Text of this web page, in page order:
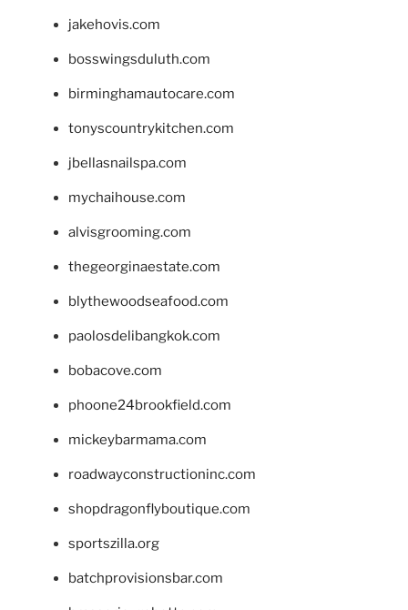
jakehovis.com
bosswingsduluth.com
birminghamautocare.com
tonyscountrykitchen.com
jbellasnailspa.com
mychaihouse.com
alvisgrooming.com
thegeorginaestate.com
blythewoodseafood.com
paolosdelibangkok.com
bobacove.com
phoone24brookfield.com
mickeybarmama.com
roadwayconstructioninc.com
shopdragonflyboutique.com
sportszilla.org
batchprovisionsbar.com